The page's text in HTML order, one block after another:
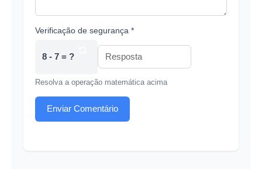
Verificação de segurança *
8 - 7 = ?
Resolva a operação matemática acima
Enviar Comentário